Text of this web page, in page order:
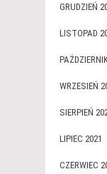
GRUDZIEŃ
LISTOPAD
WRZESIEŃ
SIERPIEŃ
LIPIEC 2021
CZERWIEC